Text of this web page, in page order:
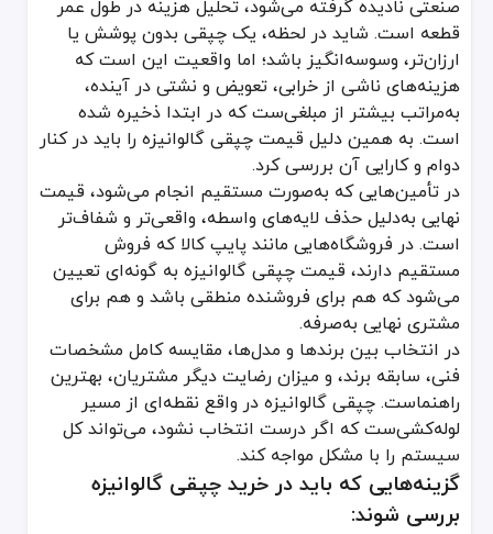
صنعتی نادیده گرفته می‌شود، تحلیل هزینه در طول عمر
قطعه است. شاید در لحظه، یک چپقی بدون پوشش یا
ارزان‌تر، وسوسه‌انگیز باشد؛ اما واقعیت این است که
هزینه‌های ناشی از خرابی، تعویض و نشتی در آینده،
به‌مراتب بیشتر از مبلغی‌ست که در ابتدا ذخیره شده
است. به همین دلیل قیمت چپقی گالوانیزه را باید در کنار
دوام و کارایی آن بررسی کرد.
در تأمین‌هایی که به‌صورت مستقیم انجام می‌شود، قیمت
نهایی به‌دلیل حذف لایه‌های واسطه، واقعی‌تر و شفاف‌تر
است. در فروشگاه‌هایی مانند پایپ کالا که فروش
مستقیم دارند، قیمت چپقی گالوانیزه به گونه‌ای تعیین
می‌شود که هم برای فروشنده منطقی باشد و هم برای
مشتری نهایی به‌صرفه.
در انتخاب بین برندها و مدل‌ها، مقایسه کامل مشخصات
فنی، سابقه برند، و میزان رضایت دیگر مشتریان، بهترین
راهنماست. چپقی گالوانیزه در واقع نقطه‌ای از مسیر
لوله‌کشی‌ست که اگر درست انتخاب نشود، می‌تواند کل
سیستم را با مشکل مواجه کند.
گزینه‌هایی که باید در خرید چپقی گالوانیزه
بررسی شوند: